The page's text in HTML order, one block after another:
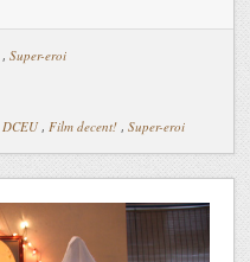
, Super-eroi
DCEU, Film decent! , Super-eroi